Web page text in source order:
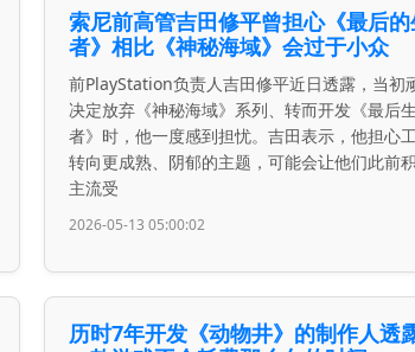
索尼前高管吉田修平曾担心《最后
者》相比《神秘海域》会过于小众
前PlayStation负责人吉田修平近日透露，当初
决定放弃《神秘海域》系列、转而开发《最后
者》时，他一度感到担忧。吉田表示，他担心
转向更成熟、阴郁的主题，可能会让他们此前
主流受
2026-05-13 05:00:02
历时7年开发《动物井》的制作人透